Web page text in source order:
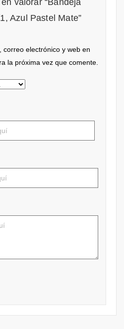
valorar “Bandeja
Azul Pastel Mate”
correo electrónico y web en
la próxima vez que comente.